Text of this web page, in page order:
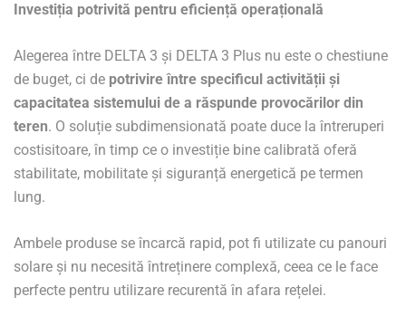
Investiția potrivită pentru eficiență operațională
Alegerea între DELTA 3 și DELTA 3 Plus nu este o chestiune
de buget, ci de potrivire între specificul activității și
capacitatea sistemului de a răspunde provocărilor din
teren. O soluție subdimensionată poate duce la întreruperi
costisitoare, în timp ce o investiție bine calibrată oferă
stabilitate, mobilitate și siguranță energetică pe termen
lung.
Ambele produse se încarcă rapid, pot fi utilizate cu panouri
solare și nu necesită întreținere complexă, ceea ce le face
perfecte pentru utilizare recurentă în afara rețelei.